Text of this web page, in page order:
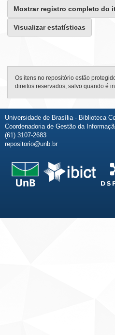
Mostrar registro completo do
Visualizar estatísticas
Os itens no repositório estão
direitos reservados, salvo quando é
Universidade de Brasília - Biblioteca
Coordenadoria de Gestão da
(61) 3107-2683
repositorio@unb.br